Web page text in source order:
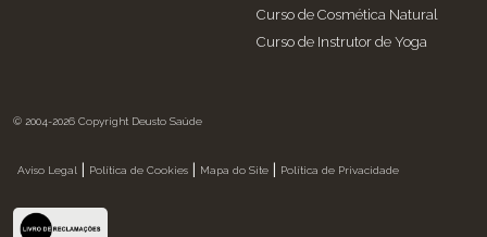
Curso de Cosmética Natural
Curso de Instrutor de Yoga
© 2004-2026 Copyright Deusto Saúde
Aviso Legal | Política de Cookies | Mapa do Site | Política de Privacidade